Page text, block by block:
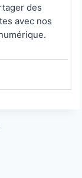
des
avec nos